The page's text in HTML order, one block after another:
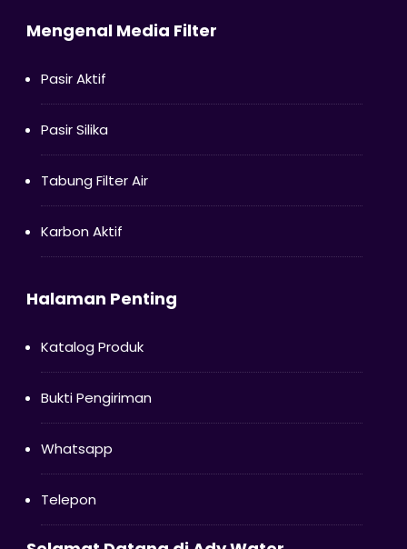
Mengenal Media Filter
Pasir Aktif
Pasir Silika
Tabung Filter Air
Karbon Aktif
Halaman Penting
Katalog Produk
Bukti Pengiriman
Whatsapp
Telepon